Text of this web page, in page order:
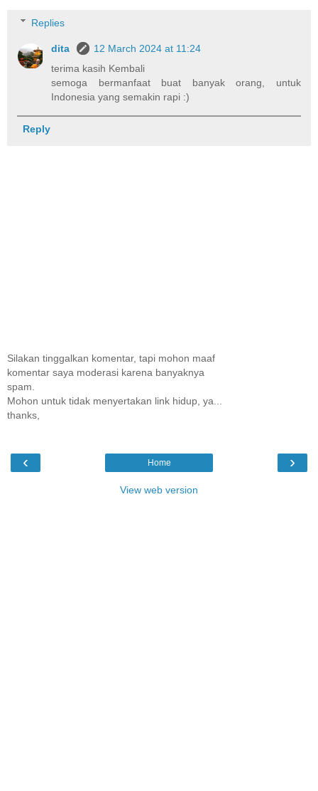
Replies
dita
12 March 2024 at 11:24
terima kasih Kembali
semoga bermanfaat buat banyak orang, untuk
Indonesia yang semakin rapi :)
Reply
Silakan tinggalkan komentar, tapi mohon maaf
komentar saya moderasi karena banyaknya
spam.
Mohon untuk tidak menyertakan link hidup, ya...
thanks,
‹ ›
Home
View web version